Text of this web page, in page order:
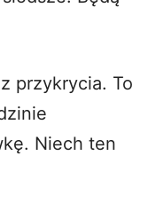
przykrycia. To
Niech ten